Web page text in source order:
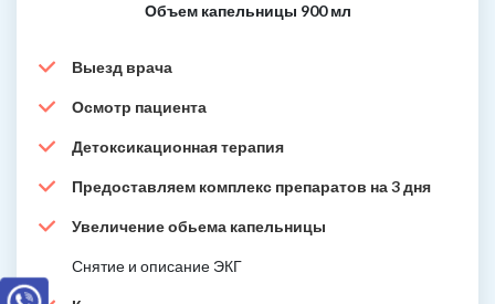
Объем капельницы 900 мл
Выезд врача
Осмотр пациента
Детоксикационная терапия
Предоставляем комплекс препаратов на 3 дня
Увеличение обьема капельницы
Снятие и описание ЭКГ